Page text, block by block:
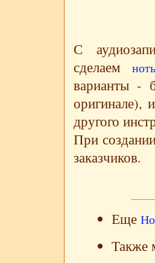
С
сделаем
варианты -
оригинале),
другого
При
заказчиков.
Еще
Также